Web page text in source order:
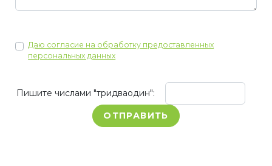
Даю согласие на обработку предоставленных
персональных данных
Пишите числами "тридваодин":
ОТПРАВИТЬ